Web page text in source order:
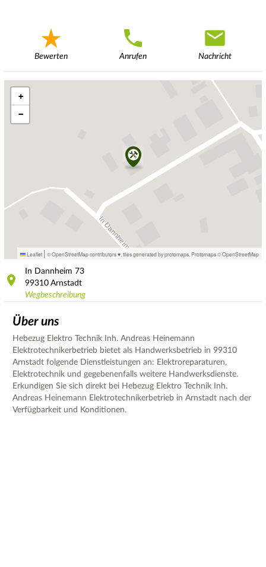
Bewerten Anrufen Nachricht
+
−
Leaflet | © OpenStreetMap contributors ♥, tiles generated by protomaps Protomaps©OpenStreetMap
In Dannheim 73
99310 Arnstadt
Wegbeschreibung
Über uns
Hebezug Elektro Technik Inh. Andreas Heinemann
Elektrotechnikerbetrieb bietet als Handwerksbetrieb in 99310
Arnstadt folgende Dienstleistungen an: Elektroreparaturen,
Elektrotechnik und gegebenenfalls weitere Handwerksdienste.
Erkundigen Sie sich direkt bei Hebezug Elektro Technik Inh.
Andreas Heinemann Elektrotechnikerbetrieb in Arnstadt nach der
Verfügbarkeit und Konditionen.